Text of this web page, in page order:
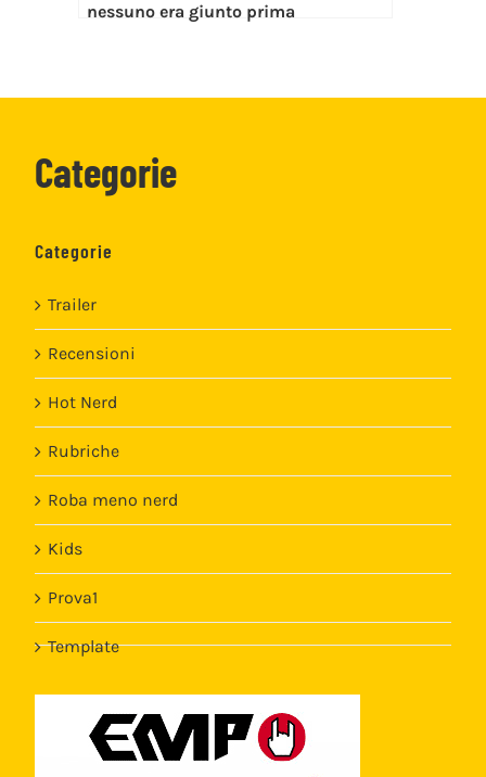
nessuno era giunto prima
Categorie
Categorie
Trailer
Recensioni
Hot Nerd
Rubriche
Roba meno nerd
Kids
Prova1
Template